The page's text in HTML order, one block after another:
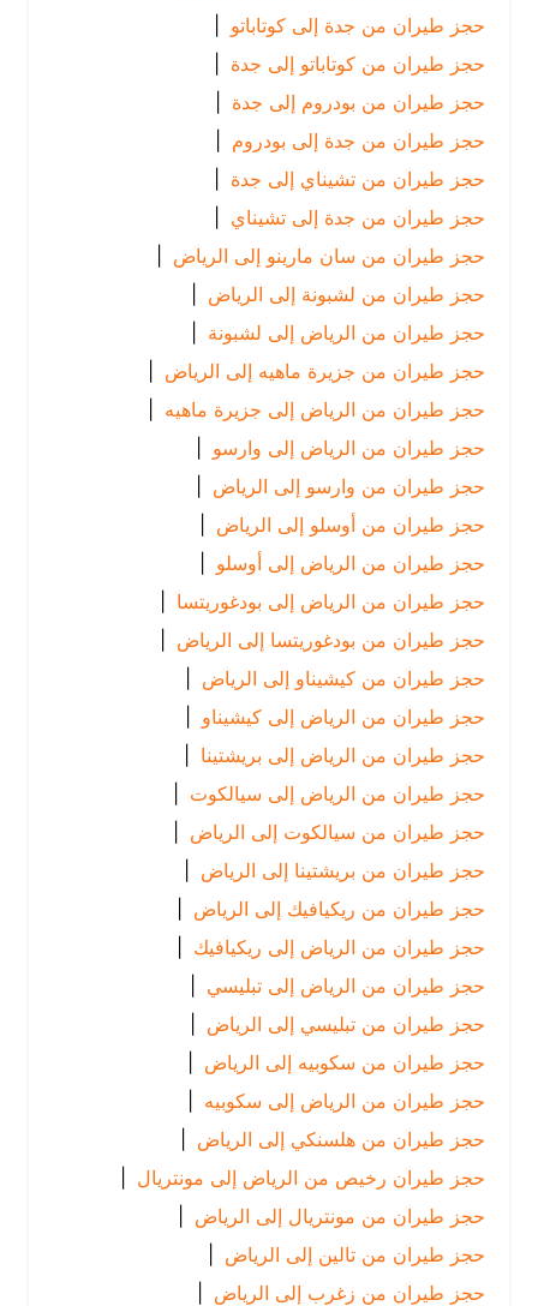
حجز طيران من جدة إلى كوتاباتو |
حجز طيران من كوتاباتو إلى جدة
حجز طيران من بودروم إلى جدة
حجز طيران من جدة إلى بودروم |
حجز طيران من تشيناي إلى جدة
حجز طيران من جدة إلى تشيناي |
حجز طيران من سان مارينو إلى الرياض
|
حجز طيران من لشبونة إلى الرياض
|
حجز طيران من الرياض إلى لشبونة |
حجز طيران من جزيرة ماهيه إلى الرياض
|
حجز طيران من الرياض إلى جزيرة ماهيه |
حجز طيران من الرياض إلى وارسو
|
حجز طيران من وارسو إلى الرياض
|
حجز طيران من أوسلو إلى الرياض
|
حجز طيران من الرياض إلى أوسلو
|
حجز طيران من الرياض إلى بودغوريتسا
|
حجز طيران من بودغوريتسا إلى الرياض
|
حجز طيران من كيشيناو إلى الرياض
|
حجز طيران من الرياض إلى كيشيناو |
حجز طيران من الرياض إلى بريشتينا |
حجز طيران من الرياض إلى سيالكوت |
حجز طيران من سيالكوت إلى الرياض
|
حجز طيران من بريشتينا إلى الرياض
|
حجز طيران من ريكيافيك إلى الرياض
|
حجز طيران من الرياض إلى ريكيافيك |
حجز طيران من الرياض إلى تبليسي |
حجز طيران من تبليسي إلى الرياض
|
حجز طيران من سكوبيه إلى الرياض
|
حجز طيران من الرياض إلى سكوبيه |
حجز طيران من هلسنكي إلى الرياض
|
حجز طيران رخيص من الرياض إلى مونتريال |
حجز طيران من مونتريال إلى الرياض
|
حجز طيران من تالين إلى الرياض
|
حجز طيران من زغرب إلى الرياض
|